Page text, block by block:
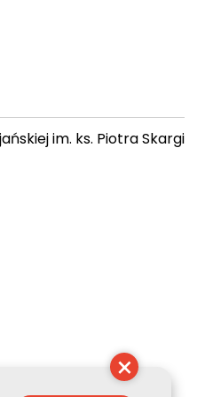
im. ks. Piotra Skargi
×